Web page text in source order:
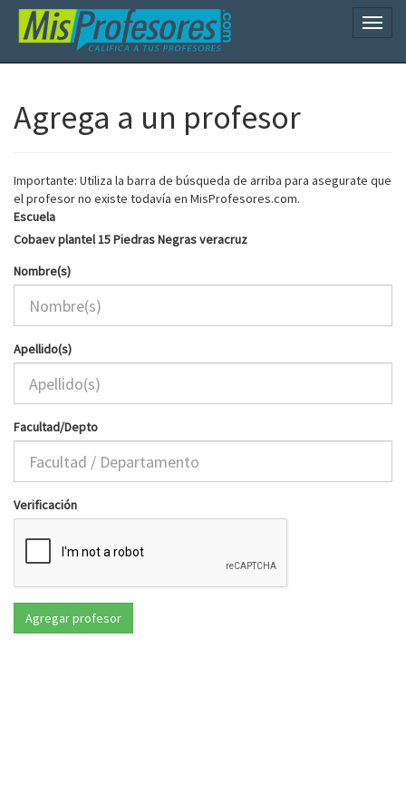
Agrega a un profesor
Importante: Utiliza la barra de búsqueda de arriba para asegurate que
el profesor no existe todavía en MisProfesores.com.
Escuela
Cobaev plantel 15 Piedras Negras veracruz
Nombre(s)
Apellido(s)
Facultad/Depto
Verificación